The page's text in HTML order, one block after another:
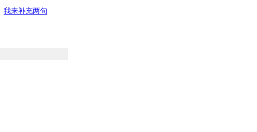
我来补充两句